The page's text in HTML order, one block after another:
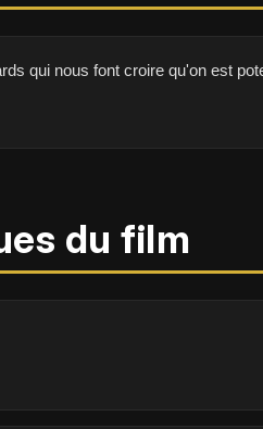
qui nous font croire qu'on est
du film